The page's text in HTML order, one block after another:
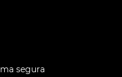
segura